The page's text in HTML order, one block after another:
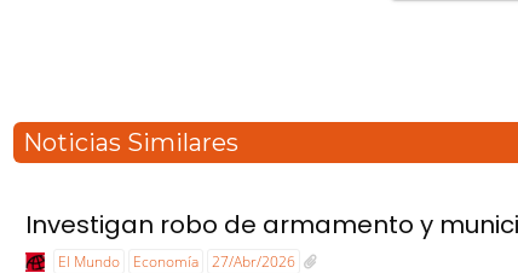
Noticias Similares
Investigan robo de armamento y
El Mundo Economía 27/Abr/2026